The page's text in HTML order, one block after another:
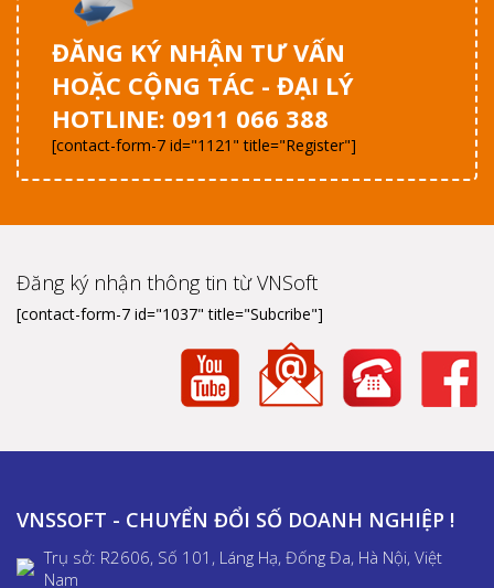
ĐĂNG KÝ NHẬN TƯ VẤN
HOẶC CỘNG TÁC - ĐẠI LÝ
HOTLINE: 0911 066 388
[contact-form-7 id="1121" title="Register"]
Đăng ký nhận thông tin từ VNSoft
[contact-form-7 id="1037" title="Subcribe"]
VNSSOFT - CHUYỂN ĐỔI SỐ DOANH NGHIỆP !
Trụ sở: R2606, Số 101, Láng Hạ, Đống Đa, Hà Nội, Việt
Nam